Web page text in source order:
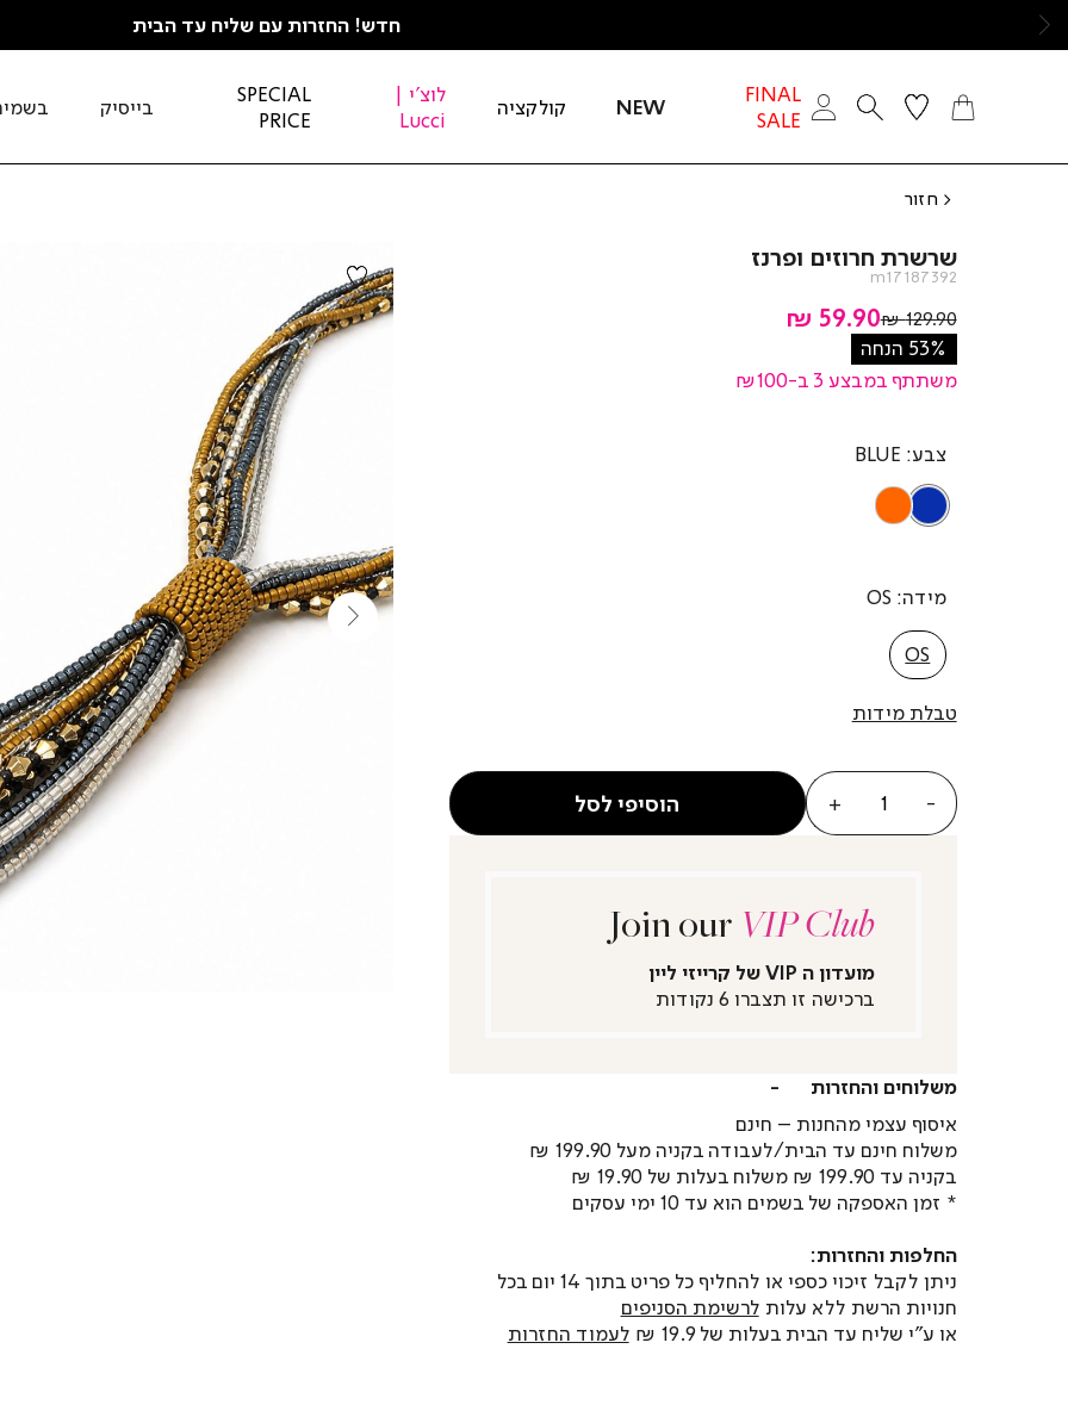
חדש! החזרות עם שליח עד הבית
FINAL
SALE
NEW קולקציה
לוצ'י |
Lucci
SPECIAL
PRICE
בייסיק
חזור
שרשרת חרוזים ופרנז
m17187392
מחיר
מוצר
59.90 ₪
מחיר
רגיל
129.90 ₪
53% הנחה
משתתף במבצע 3 ב-₪100
צבע BLUE
BLUE
ORANGE
מידה OS
OS
טבלת מידות
הוסיפי לסל
Join ourVIP Club
מועדון ה VIP של קרייזי ליין
ברכישה זו תצברו 6 נקודות
משלוחים והחזרות
איסוף עצמי מהחנות – חינם
משלוח חינם עד הבית/לעבודה בקניה מעל 199.90 ₪
בקניה עד 199.90 ₪ משלוח בעלות של 19.90 ₪
* זמן האספקה של בשמים הוא עד 10 ימי עסקים
החלפות והחזרות:
ניתן לקבל זיכוי כספי או להחליף כל פריט בתוך 14 יום בכל
חנויות הרשת ללא עלותלרשימת הסניפים
או ע"י שליח עד הבית בעלות של 19.9 ₪
לעמוד החזרות